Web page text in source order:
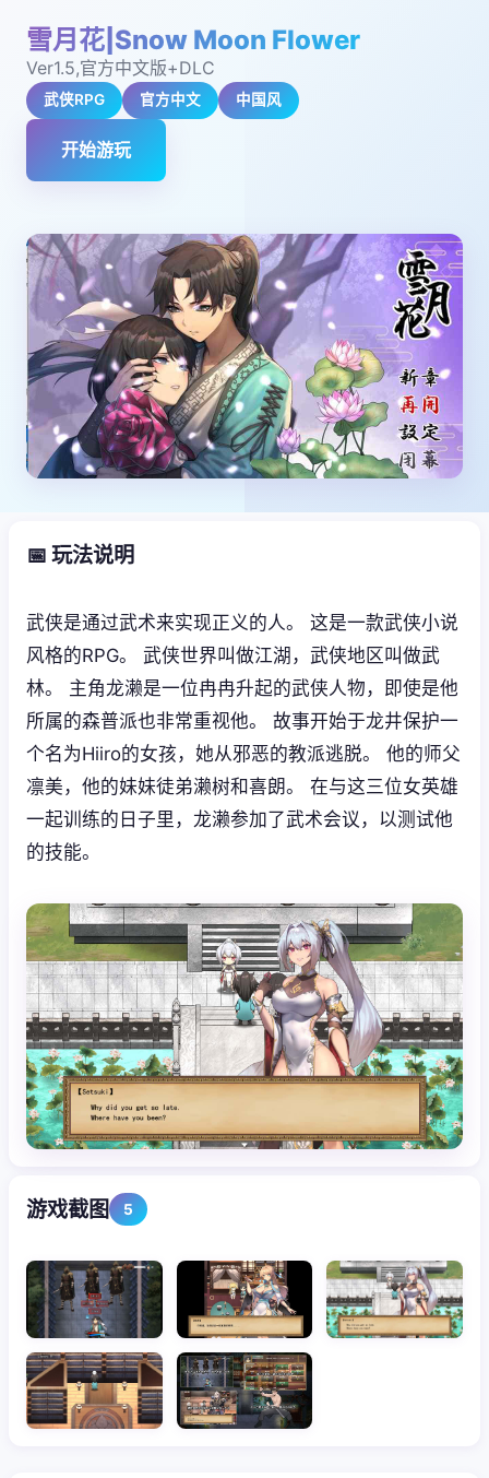
雪月花|Snow Moon Flower
Ver1.5,官方中文版+DLC
武侠RPG 官方中文 中国风
开始游玩
📅 玩法说明
武侠是通过武术来实现正义的人。 这是一款武侠小说
风格的RPG。 武侠世界叫做江湖，武侠地区叫做武
林。 主角龙濑是一位冉冉升起的武侠人物，即使是他
所属的森普派也非常重视他。 故事开始于龙井保护一
个名为Hiiro的女孩，她从邪恶的教派逃脱。 他的师父
凛美，他的妹妹徒弟濑树和喜朗。 在与这三位女英雄
一起训练的日子里，龙濑参加了武术会议，以测试他
的技能。
游戏截图 5